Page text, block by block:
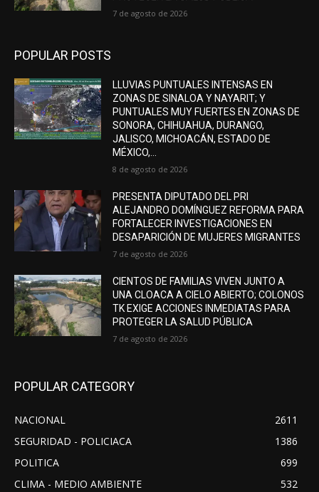
7 de agosto de 2026
POPULAR POSTS
LLUVIAS PUNTUALES INTENSAS EN
ZONAS DE SINALOA Y NAYARIT; Y
PUNTUALES MUY FUERTES EN ZONAS DE
SONORA, CHIHUAHUA, DURANGO,
JALISCO, MICHOACÁN, ESTADO DE
MÉXICO,...
8 de agosto de 2026
PRESENTA DIPUTADO DEL PRI
ALEJANDRO DOMÍNGUEZ REFORMA PARA
FORTALECER INVESTIGACIONES EN
DESAPARICIÓN DE MUJERES MIGRANTES
7 de agosto de 2026
CIENTOS DE FAMILIAS VIVEN JUNTO A
UNA CLOACA A CIELO ABIERTO; COLONOS
TK EXIGE ACCIONES INMEDIATAS PARA
PROTEGER LA SALUD PÚBLICA
7 de agosto de 2026
POPULAR CATEGORY
NACIONAL
2611
SEGURIDAD - POLICIACA
1386
POLITICA
699
CLIMA - MEDIO AMBIENTE
532